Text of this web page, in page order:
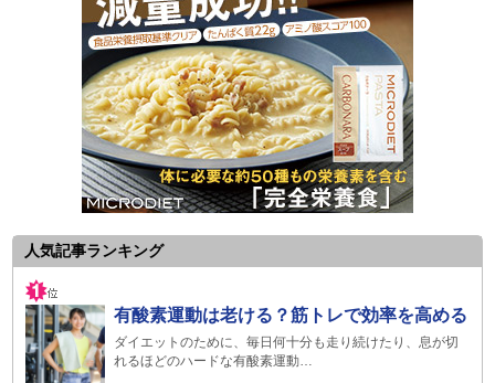
人気記事ランキング
有酸素運動は老ける？筋トレで効率を高める
ダイエットのために、毎日何十分も走り続けたり、息が切
れるほどのハードな有酸素運動…